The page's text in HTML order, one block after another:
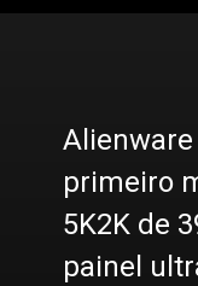
Alienware
primeiro
5K2K de
painel